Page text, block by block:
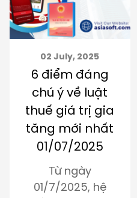
02 July, 2025
6 điểm đáng
chú ý về luật
thuế giá trị gia
tăng mới nhất
01/07/2025
Từ ngày
01/7/2025, hệ